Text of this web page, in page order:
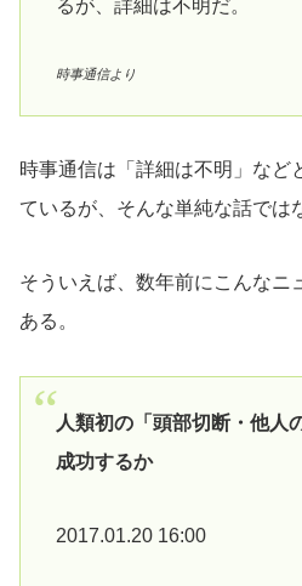
るが、詳細は不明だ。
時事通信より
時事通信は「詳細は不明」など
ているが、そんな単純な話では
そういえば、数年前にこんなニ
ある。
人類初の「頭部切断・他人
成功するか
2017.01.20 16:00